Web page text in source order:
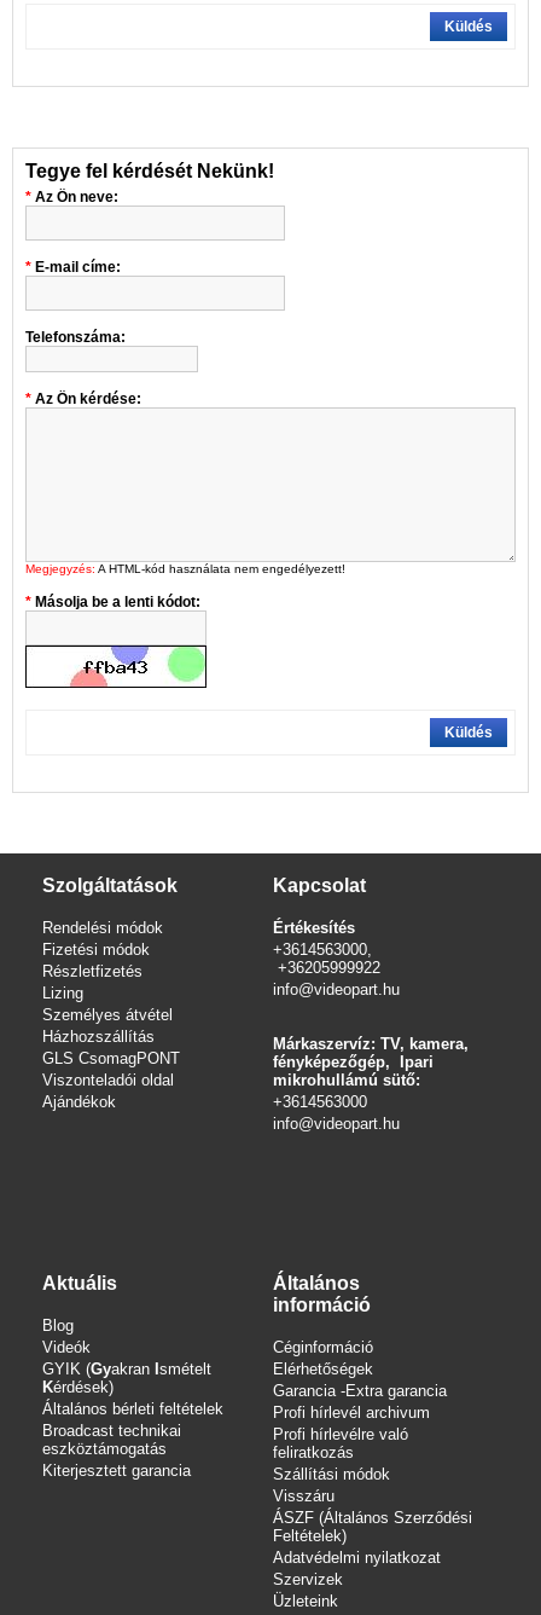
Küldés
Tegye fel kérdését Nekünk!
Az Ön neve:
E-mail címe:
Telefonszáma:
Az Ön kérdése:
Megjegyzés: A HTML-kód használata nem engedélyezett!
Másolja be a lenti kódot:
Küldés
Szolgáltatások
Rendelési módok
Fizetési módok
Részletfizetés
Lizing
Személyes átvétel
Házhozszállítás
GLS CsomagPONT
Viszonteladói oldal
Ajándékok
Kapcsolat
Értékesítés
+3614563000,
+36205999922
info@videopart.hu
Márkaszervíz: TV, kamera,
fényképezőgép, Ipari
mikrohullámú sütő:
+3614563000
info@videopart.hu
Aktuális
Blog
Videók
GYIK (Gyakran smételt
Kérdések)
Általános bérleti feltételek
Broadcast technikai
eszköztámogatás
Kiterjesztett garancia
Általános
információ
Céginformáció
Elérhetőségek
Garancia -Extra garancia
Profi hírlevél archivum
Profi hírlevélre való
feliratkozás
Szállítási módok
Visszáru
ÁSZF (Általános Szerződési
Feltételek)
Adatvédelmi nyilatkozat
Szervizek
Üzleteink